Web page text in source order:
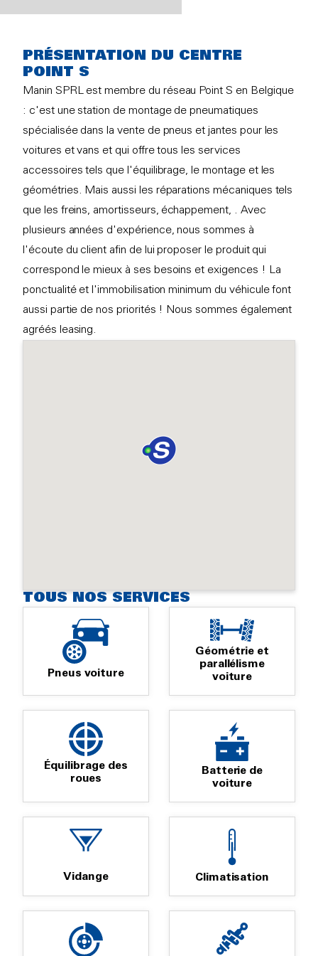
PRÉSENTATION DU CENTRE
POINT S
Manin SPRL est membre du réseau Point S en Belgique
: c'est une station de montage de pneumatiques
spécialisée dans la vente de pneus et jantes pour les
voitures et vans et qui offre tous les services
accessoires tels que l'équilibrage, le montage et les
géométries. Mais aussi les réparations mécaniques tels
que les freins, amortisseurs, échappement, . Avec
plusieurs années d'expérience, nous sommes à
l'écoute du client afin de lui proposer le produit qui
correspond le mieux à ses besoins et exigences ! La
ponctualité et l'immobilisation minimum du véhicule font
aussi partie de nos priorités ! Nous sommes également
agréés leasing.
TOUS NOS SERVICES
Pneus voiture
Géométrie et
parallélisme
voiture
Équilibrage des
roues
Batterie de
voiture
Vidange Climatisation